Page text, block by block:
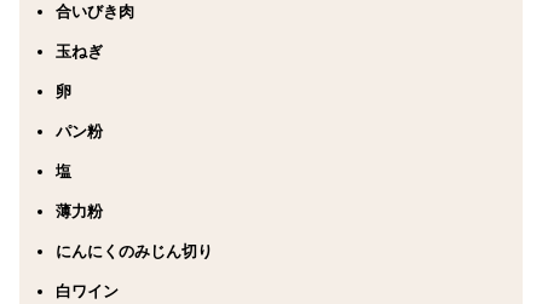
合いびき肉
玉ねぎ
卵
パン粉
塩
薄力粉
にんにくのみじん切り
白ワイン